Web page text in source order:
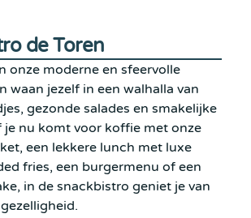
de Toren
onze moderne en sfeervolle
waan jezelf in een walhalla van
gezonde salades en smakelijke
je nu komt voor koffie met onze
een lekkere lunch met luxe
fries, een burgermenu of een
in de snackbistro geniet je van